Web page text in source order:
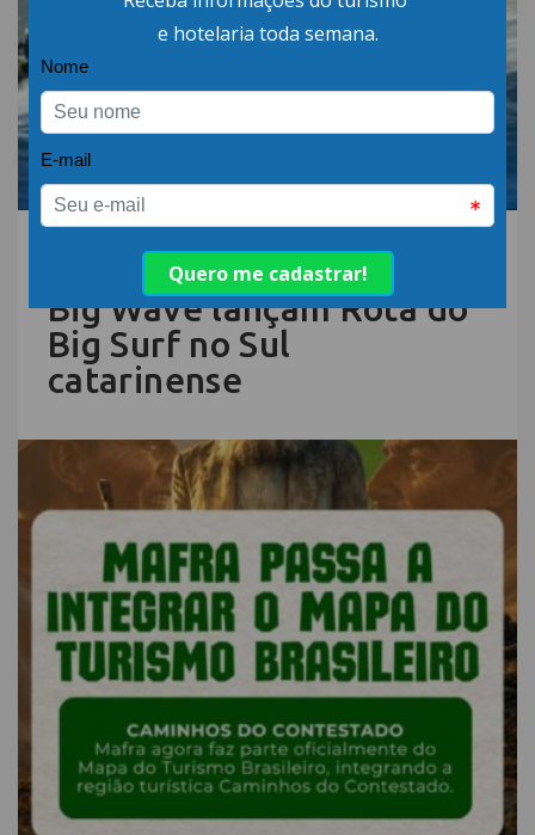
06.AGO.26 | POR: ABIH-SC
Sebrae/SC e Movimento
Big Wave lançam Rota do
Big Surf no Sul
catarinense